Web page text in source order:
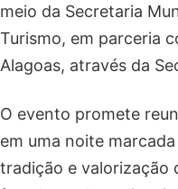
meio da Secretaria
Turismo, em parceria
Alagoas, através da
O evento promete
em uma noite
tradição e valorização